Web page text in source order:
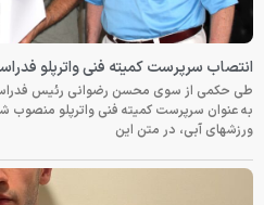
انتصاب سرپرست کمیته فنی واترپلو
طی حکمی از سوی محسن رضوانی رئیس
به عنوان سرپرست کمیته فنی واترپلو منصوب
ورزشهای آبی، در متن این